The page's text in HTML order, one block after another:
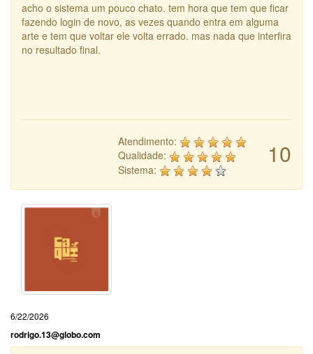
acho o sistema um pouco chato. tem hora que tem que ficar
fazendo login de novo, as vezes quando entra em alguma
arte e tem que voltar ele volta errado. mas nada que interfira
no resultado final.
10
Atendimento:
Qualidade:
Sistema:
6/22/2026
rodrigo.13@globo.com